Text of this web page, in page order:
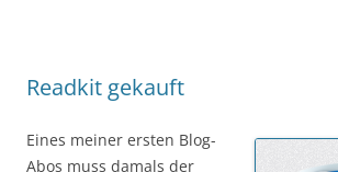
Readkit gekauft
Eines meiner ersten Blog-
Abos muss damals der